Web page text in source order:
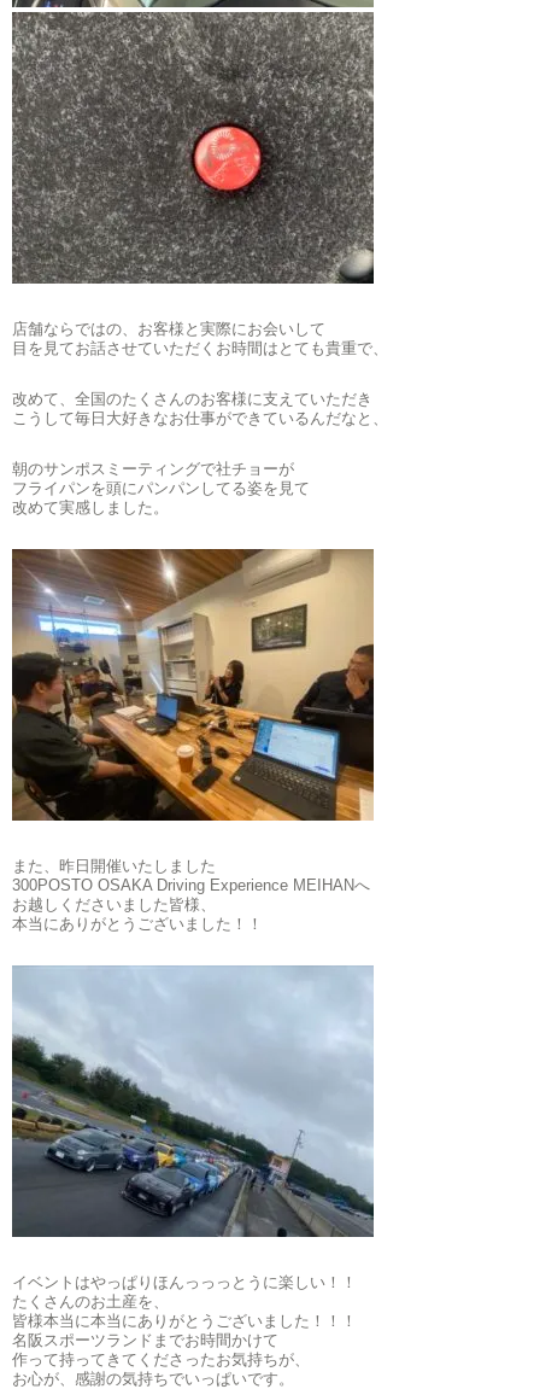
店舗ならではの、お客様と実際にお会いして
目を見てお話させていただくお時間はとても貴重で、
改めて、全国のたくさんのお客様に支えていただき
こうして毎日大好きなお仕事ができているんだなと、
朝のサンポスミーティングで社チョーが
フライパンを頭にパンパンしてる姿を見て
改めて実感しました。
また、昨日開催いたしました
300POSTO OSAKA Driving Experience MEIHANへ
お越しくださいました皆様、
本当にありがとうございました！！
イベントはやっぱりほんっっっとうに楽しい！！
たくさんのお土産を、
皆様本当に本当にありがとうございました！！！
名阪スポーツランドまでお時間かけて
作って持ってきてくださったお気持ちが、
お心が、感謝の気持ちでいっぱいです。